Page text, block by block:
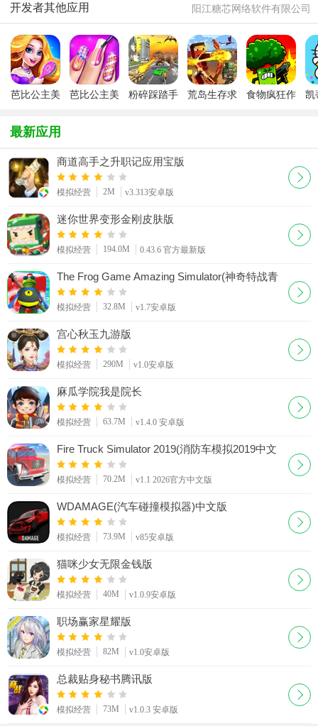
开发者其他应用 阳江糖芯网络软件有限公司
芭比公主美
芭比公主美
粉碎踩踏手
荒岛生存求
食物疯狂作
凯
最新应用
商道高手之升职记应用宝版
模拟经营 2M v3.313安卓版
迷你世界变形金刚皮肤版
模拟经营 194.0M 0.43.6 官方最新版
The Frog Game Amazing Simulator(神奇特战青
蛙模拟器游戏)
模拟经营 32.8M v1.7安卓版
宫心秋玉九游版
模拟经营 290M v1.0安卓版
麻瓜学院我是院长
模拟经营 63.7M v1.4.0 安卓版
Fire Truck Simulator 2019(消防车模拟2019中文
版)
模拟经营 70.2M v1.1 2026官方中文版
WDAMAGE(汽车碰撞模拟器)中文版
模拟经营 73.9M v85安卓版
猫咪少女无限金钱版
模拟经营 40M v1.0.9安卓版
职场赢家星耀版
模拟经营 82M v1.0安卓版
总裁贴身秘书腾讯版
模拟经营 73M v1.0.3 安卓版